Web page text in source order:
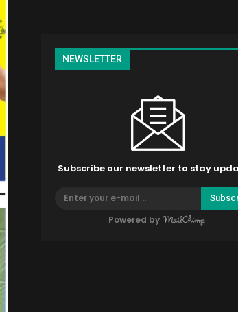
NEWSLETTER
Subscribe our newsletter to stay
Powered by